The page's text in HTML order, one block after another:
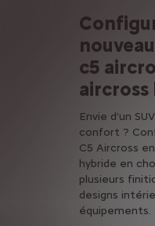
c5
Envie d’un
confort ?
C5 Aircross
hybride en
plusieurs
designs
équipements.